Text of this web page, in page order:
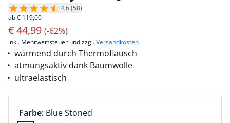
4,6 (58)
ab € 119,00
€44,99 (-62%)
inkl. Mehrwertsteuer und zzgl.Versandkosten
wärmend durch Thermoflausch
atmungsaktiv dank Baumwolle
ultraelastisch
Farbauswahl:
Farbe: aktuell ausgewählt:
Blue Stoned